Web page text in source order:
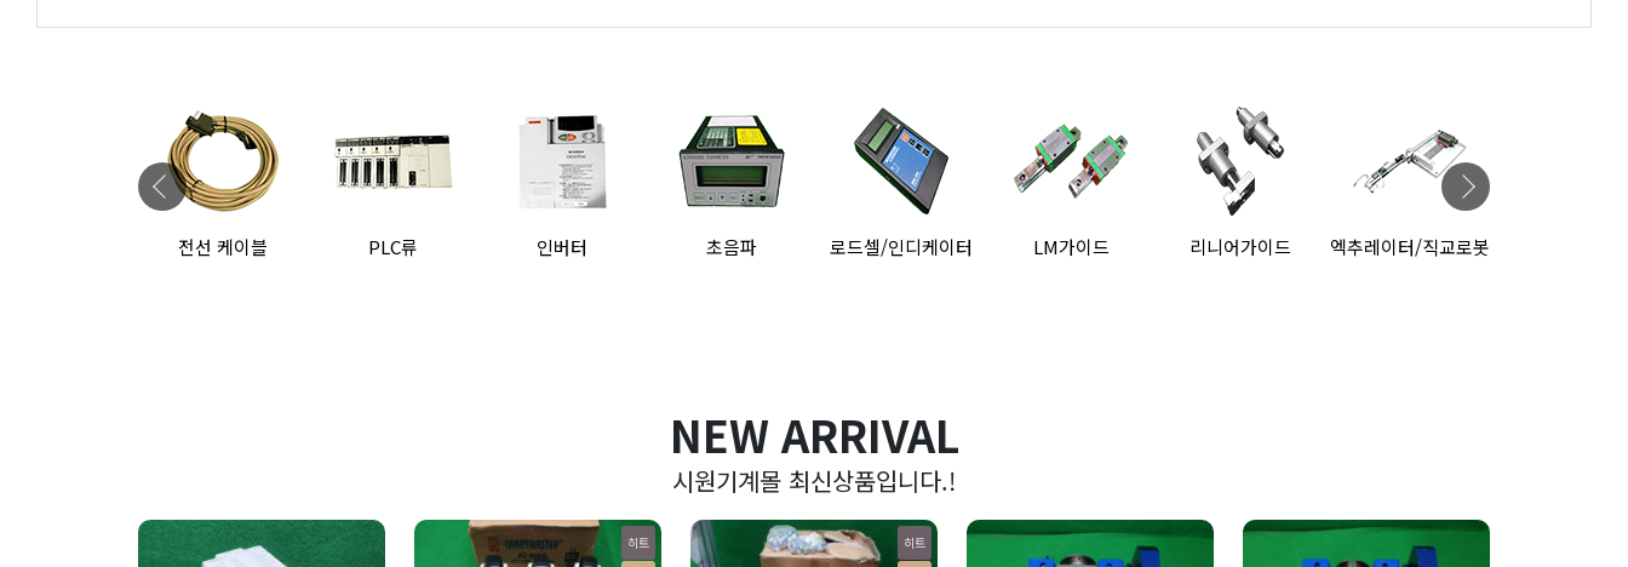
PLC류 인버터 초음파 로드셀/인디케이터 LM가이드 리니어가이드 엑추레이터/직교로봇 감속기
NEW ARRIVAL
시원기계몰 최신상품입니다.!
히트
히트